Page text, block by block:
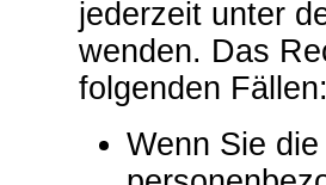
jederzeit unter
wenden. Das
folgenden
Wenn Sie